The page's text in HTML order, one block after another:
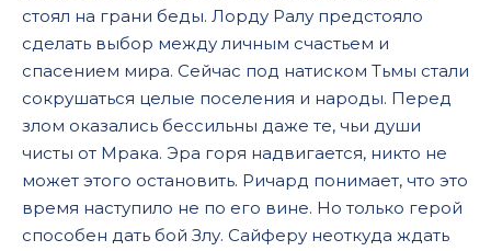
стоял на грани беды. Лорду Ралу предстояло
сделать выбор между личным счастьем и
спасением мира. Сейчас под натиском Тьмы стали
сокрушаться целые поселения и народы. Перед
злом оказались бессильны даже те, чьи души
чисты от Мрака. Эра горя надвигается, никто не
может этого остановить. Ричард понимает, что это
время наступило не по его вине. Но только герой
способен дать бой Злу. Сайферу неоткуда ждать